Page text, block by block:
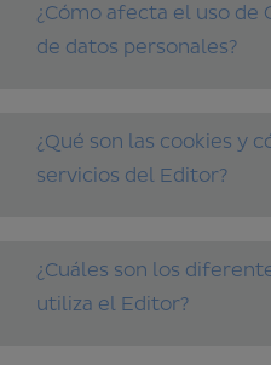
¿Cómo afecta el uso de
de datos personales?
¿Qué son las cookies y
servicios del Editor?
¿Cuáles son los
utiliza el Editor?